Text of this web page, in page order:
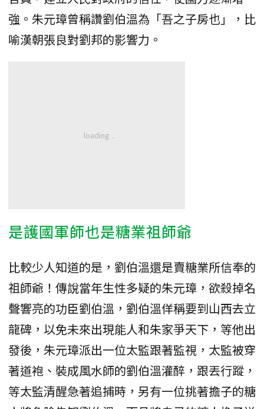
強。朱元璋曾稱讚劉伯溫為「吾之子房也」，比
喻漢朝張良對劉邦的影響力。
是護國軍師也是糖業祖師爺
比較少人知道的是，劉伯溫還是賣糖業所信奉的
祖師爺！傳說當年生性多疑的朱元璋，欲殺掉名
聲響亮的功臣劉伯溫，劉伯溫佯稱要到山西去立
龍碑，以免未來出現能人和朱家爭天下，等他出
發後，朱元璋派出一位太監跟著監視，太監被穿
著道袍、裝成風水師的劉伯溫灌醉，跟丟行蹤，
等太監清醒急著追捕時，另有一位挑著擔子的糖